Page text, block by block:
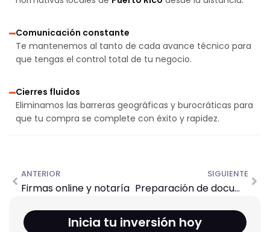
Comunicación constante
Te mantenemos al tanto de cada avance técnico para
que tengas el control total de tu negocio.
Cierres fluidos
Eliminamos las barreras geográficas y burocráticas para
que tu compra se complete con éxito y rapidez.
ANTERIOR
Firmas online y notaría
SIGUIENTE
Preparación de documentos
Inicia tu inversión hoy